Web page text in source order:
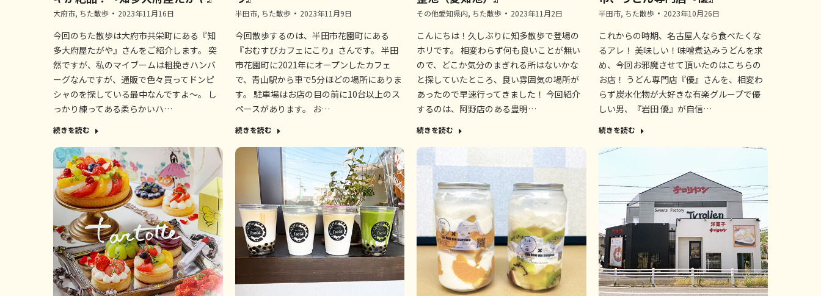
大府市, ちた散歩 2023年11月16日
今回のちた散歩は大府市共栄町にある『知
多大府屋たがや』さんをご紹介します。 突
然ですが、私のマイブームは粗挽きハンバ
ーグなんですが、通販で色々買ってドンピ
シャのを探している最中なんですよ～。 し
っかり練ってある柔らかいハ…
続きを読む
半田市, ちた散歩 2023年11月9日
今回散歩するのは、半田市花園町にある
『おむすびカフェにこり』さんです。 半田
市花園町に2021年にオープンしたカフェ
で、青山駅から車で5分ほどの場所にありま
す。 駐車場はお店の目の前に10台以上のス
ペースがあります。 お…
続きを読む
その他愛知県内, ちた散歩 2023年11月2日
こんにちは！久しぶりに知多散歩で登場の
ホリです。 相変わらず何も良いことが無い
ので、どこか気分のまぎれる所はないかな
と探していたところ、良い雰囲気の場所が
あったので早速行ってきました！ 今回紹介
するのは、阿野店のある豊明…
続きを読む
半田市, ちた散歩 2023年10月26日
これからの時期、名古屋人なら食べたくな
るアレ！ 美味しい！味噌煮込みうどんを求
め、今回お邪魔させて頂いたのはこちらの
お店！ うどん専門店『優』さんを、相変わ
らず炭水化物が大好きな有楽グループで優
しい男、『岩田 優』が自信…
続きを読む